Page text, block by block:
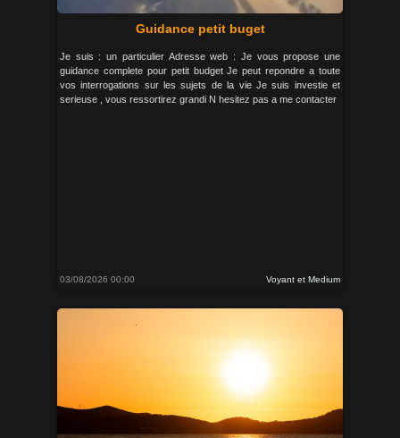
Guidance petit buget
Je suis : un particulier Adresse web : Je vous propose une
guidance complete pour petit budget Je peut repondre a toute
vos interrogations sur les sujets de la vie Je suis investie et
serieuse , vous ressortirez grandi N hesitez pas a me contacter
03/08/2026 00:00 Voyant et Medium